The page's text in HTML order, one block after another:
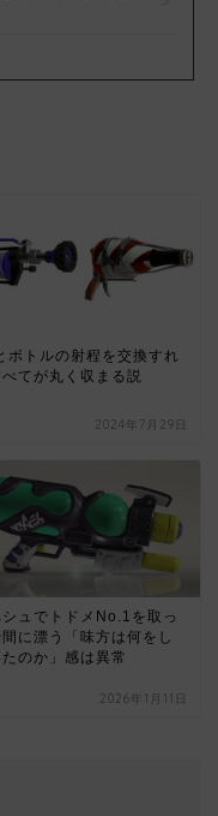
ボトルの射程を交換すれ
てが丸く収まる説
2024年7月29日
シュでトドメNo.1を取っ
に漂う「味方は何をし
のか」感は異常
2026年1月11日